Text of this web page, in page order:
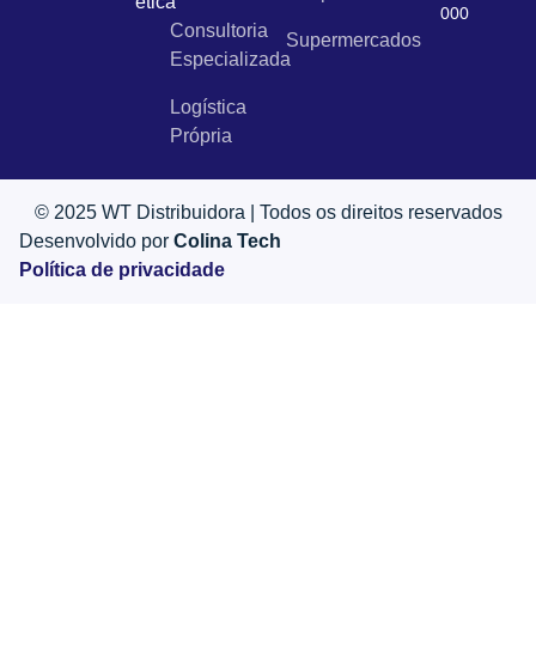
Consultoria
Especializada
Logística
Própria
Supermercados
000
© 2025 WT Distribuidora | Todos os direitos reservados
Desenvolvido por Colina Tech
Política de privacidade